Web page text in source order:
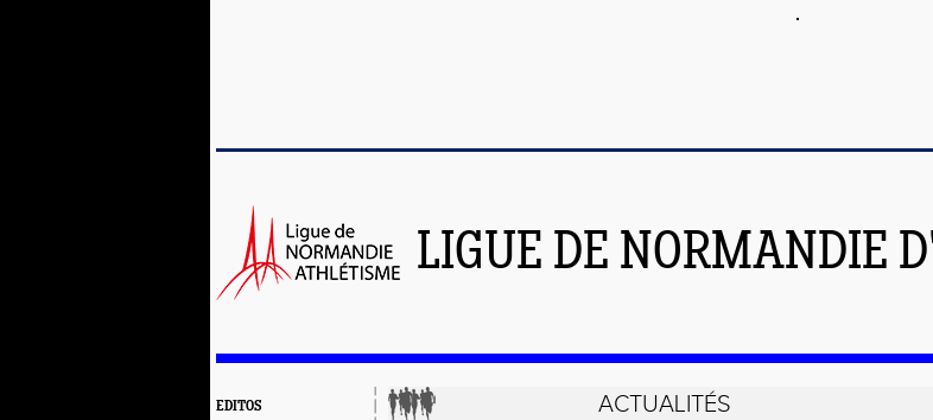
LIGUE DE NORMANDIE
EDITOS ACTUALITÉS